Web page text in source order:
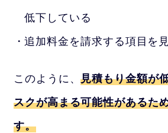
低下している
追加料金を請求する項目を
このように、見積もり金額が
スクが高まる可能性があるた
す。